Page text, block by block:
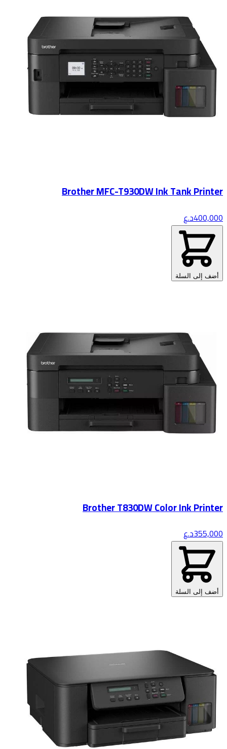
Brother MFC-T930DW Ink Tank Printer
400,000د.ع
أضف إلى السلة
Brother T830DW Color Ink Printer
355,000د.ع
أضف إلى السلة